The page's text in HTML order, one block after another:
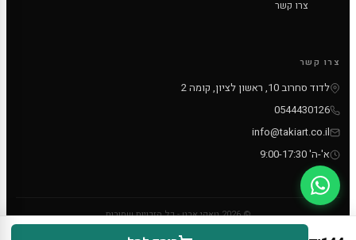
צרו קשר
צרו קשר
לדוד סחרוב 10, ראשון לציון, קומה 2
0544430126
info@takiart.co.il
א'-ה' 9:00-17:30
© 2026 טאקי ארט - כל הזכויות שמורות